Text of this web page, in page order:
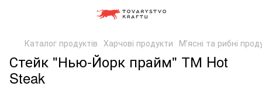
Каталог продуктів Харчові продукти Мʼясні та рибні
Стейк "Нью-Йорк прайм" ТМ Hot
Steak